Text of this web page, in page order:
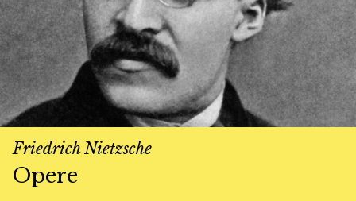
Friedrich Nietzsche
Opere